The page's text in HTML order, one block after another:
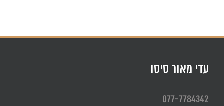
עדי מאור סיסו
077-7784342